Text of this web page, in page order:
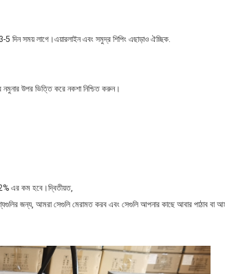
সময় লাগে।এয়ারলাইন এবং সমুদ্র শিপিং এছাড়াও ঐচ্ছিক.
উপর ভিত্তি করে নকশা নিশ্চিত করুন।
এর কম হবে।দ্বিতীয়ত,
জন্য, আমরা সেগুলি মেরামত করব এবং সেগুলি আপনার কাছে আবার পাঠাব বা